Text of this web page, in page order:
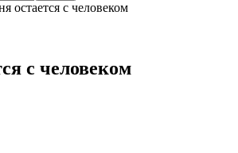
остается с человеком
с человеком